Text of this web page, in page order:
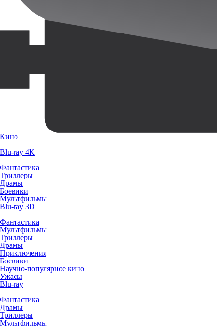
Кино
Blu-ray 4K
Фантастика
Триллеры
Драмы
Боевики
Мультфильмы
Blu-ray 3D
Фантастика
Мультфильмы
Триллеры
Драмы
Приключения
Боевики
Научно-популярное кино
Ужасы
Blu-ray
Фантастика
Драмы
Триллеры
Мультфильмы